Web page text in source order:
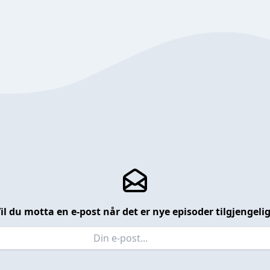
du motta en e-post når det er nye episoder